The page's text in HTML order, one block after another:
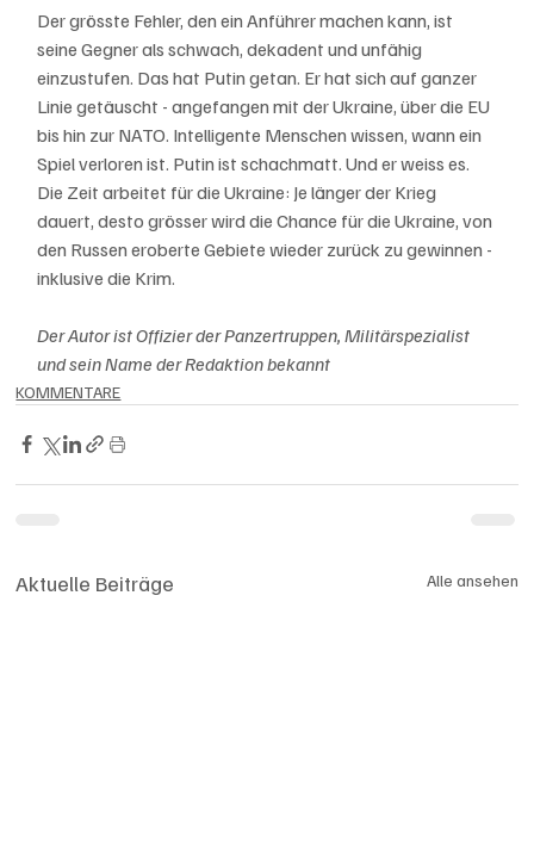
Der grösste Fehler, den ein Anführer machen kann, ist
seine Gegner als schwach, dekadent und unfähig
einzustufen. Das hat Putin getan. Er hat sich auf ganzer
Linie getäuscht - angefangen mit der Ukraine, über die EU
bis hin zur NATO. Intelligente Menschen wissen, wann ein
Spiel verloren ist. Putin ist schachmatt. Und er weiss es.
Die Zeit arbeitet für die Ukraine: Je länger der Krieg
dauert, desto grösser wird die Chance für die Ukraine, von
den Russen eroberte Gebiete wieder zurück zu gewinnen -
inklusive die Krim.
Der Autor ist Offizier der Panzertruppen, Militärspezialist
und sein Name der Redaktion bekannt
KOMMENTARE
Aktuelle Beiträge Alle ansehen